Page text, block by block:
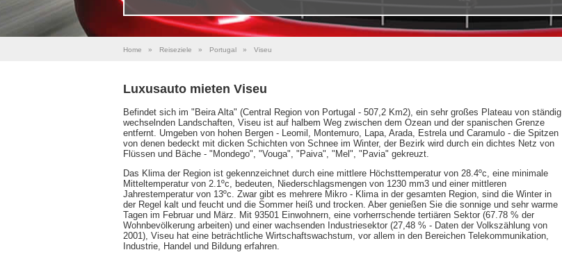
Home » Reiseziele » Portugal » Viseu
Luxusauto mieten Viseu
Befindet sich im "Beira Alta" (Central Region von Portugal - 507,2 Km2), ein sehr großes Plateau von ständig
wechselnden Landschaften, Viseu ist auf halbem Weg zwischen dem Ozean und der spanischen Grenze
entfernt. Umgeben von hohen Bergen - Leomil, Montemuro, Lapa, Arada, Estrela und Caramulo - die Spitzen
von denen bedeckt mit dicken Schichten von Schnee im Winter, der Bezirk wird durch ein dichtes Netz von
Flüssen und Bäche - "Mondego", "Vouga", "Paiva", "Mel", "Pavia" gekreuzt.
Das Klima der Region ist gekennzeichnet durch eine mittlere Höchsttemperatur von 28.4ºc, eine minimale
Mitteltemperatur von 2.1ºc, bedeuten, Niederschlagsmengen von 1230 mm3 und einer mittleren
Jahrestemperatur von 13ºc. Zwar gibt es mehrere Mikro - Klima in der gesamten Region, sind die Winter in
der Regel kalt und feucht und die Sommer heiß und trocken. Aber genießen Sie die sonnige und sehr warme
Tagen im Februar und März. Mit 93501 Einwohnern, eine vorherrschende tertiären Sektor (67.78 % der
Wohnbevölkerung arbeiten) und einer wachsenden Industriesektor (27,48 % - Daten der Volkszählung von
2001), Viseu hat eine beträchtliche Wirtschaftswachstum, vor allem in den Bereichen Telekommunikation,
Industrie, Handel und Bildung erfahren.